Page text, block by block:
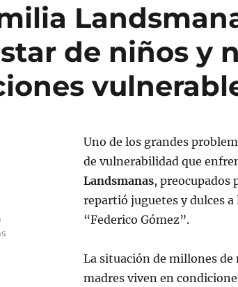
de niños y
Uno de los grandes
de vulnerabilidad que
Landsmanas, preocupados
repartió juguetes y dulces
“Federico Gómez”.
La situación de millones de
madres viven en